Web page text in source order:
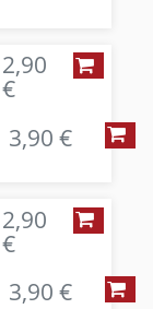
2,90
€
3,90 €
2,90
€
3,90 €